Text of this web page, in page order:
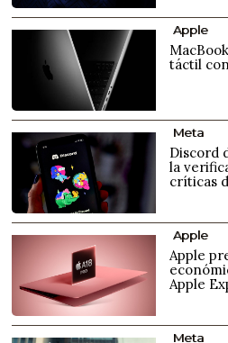
Apple
táctil
Meta
Discord
la
críticas
Apple
Apple
Apple
Meta